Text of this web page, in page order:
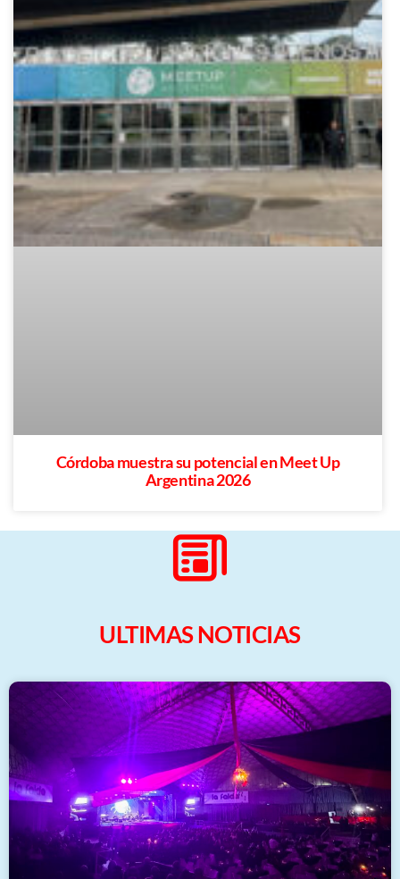
Córdoba muestra su potencial en Meet Up
Argentina 2026
ULTIMAS NOTICIAS